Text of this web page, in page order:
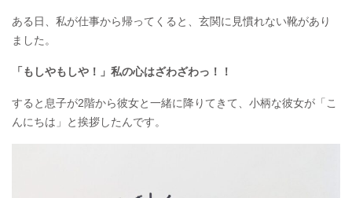
ある日、私が仕事から帰ってくると、玄関に見慣れない靴があり
ました。
「もしやもしや！」私の心はざわざわっ！！
すると息子が2階から彼女と一緒に降りてきて、小柄な彼女が「こ
んにちは」と挨拶したんです。